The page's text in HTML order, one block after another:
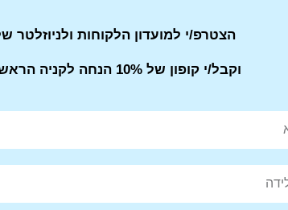
Tweet This Product
Share on
Facebook
הצטרפ/י למועדון הלקוחות ולניוזלטר
וקבל/י קופון של 10% הנחה לקניה הראשונה!